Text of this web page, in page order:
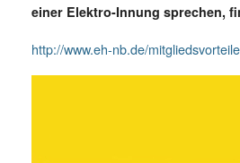
einer Elektro-Innung sprechen,
http://www.eh-nb.de/